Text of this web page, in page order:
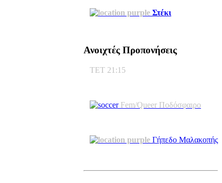
Στέκι
Ανοιχτές Προπονήσεις
ΤΕΤ 21:15
Fem/Queer Ποδόσφαιρο
Γήπεδο Μαλακοπής